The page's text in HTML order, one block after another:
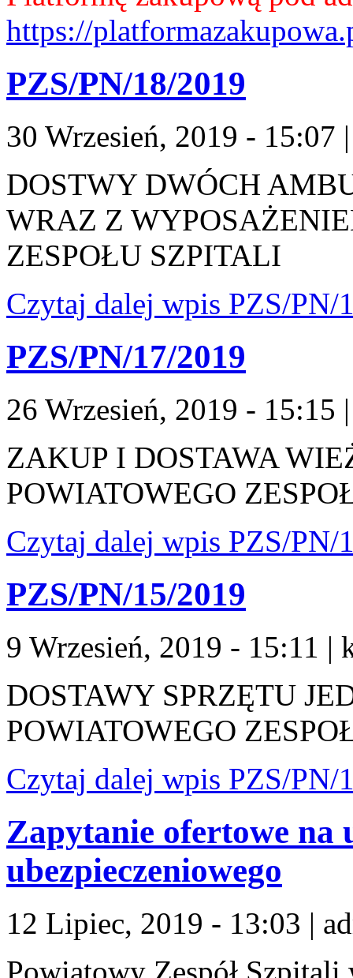
https://
PZS/PN/18/2019
30 Wrzesień, 2019 - 15:07
DOSTWY DWÓCH
WRAZ Z
ZESPOŁU SZPITALI
Czytaj dalej wpis PZS/PN/
PZS/PN/17/2019
26 Wrzesień, 2019 - 15:15
ZAKUP I DOSTAWA
POWIATOWEGO
Czytaj dalej wpis PZS/PN/
PZS/PN/15/2019
9 Wrzesień, 2019 - 15:11 |
DOSTAWY SPRZĘTU
POWIATOWEGO
Czytaj dalej wpis PZS/PN/
Zapytanie ofertowe na
ubezpieczeniowego
12 Lipiec, 2019 - 13:03 |
Powiatowy Zespół Szpitali